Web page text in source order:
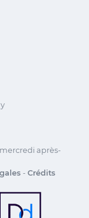
Martin, Saint
après-
- Crédits